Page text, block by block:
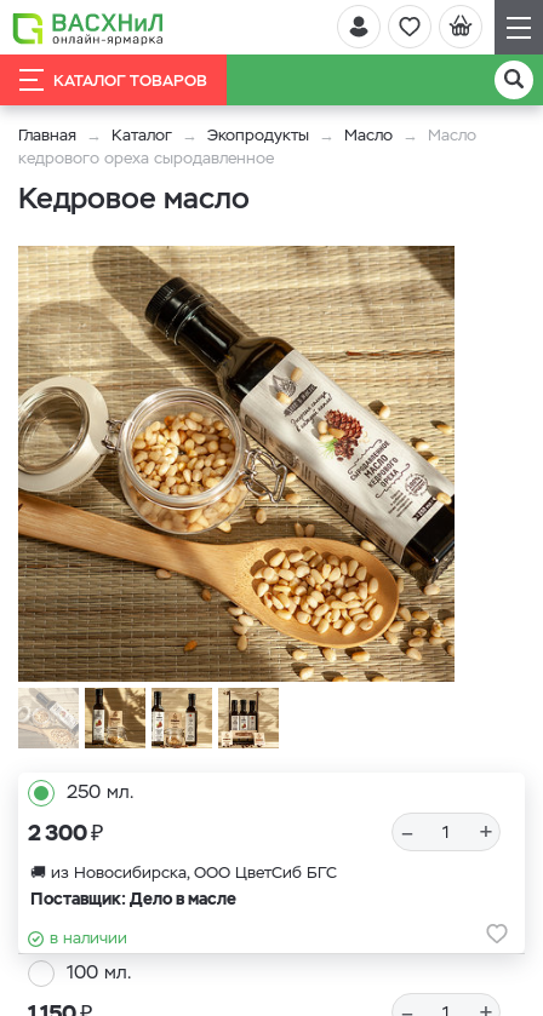
КАТАЛОГ ТОВАРОВ
Главная Каталог Экопродукты Масло
Масло
кедрового ореха сыродавленное
Кедровое масло
250 мл.
2 300₽ – +
в наличии
🚚 из Новосибирска, ООО ЦветСиб БГС
Поставщик: Дело в масле
100 мл.